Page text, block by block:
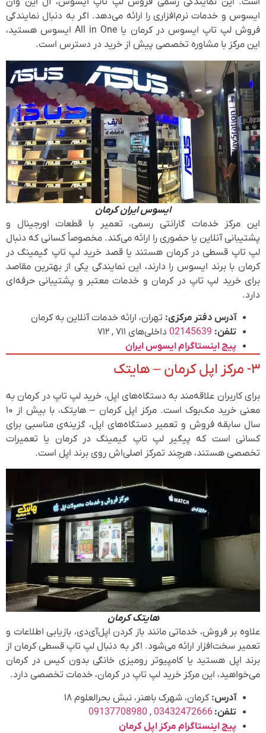
ایسوس و خدمات نرم‌افزاری را ارائه می‌دهد. اگر به دنبال نمایندگی
فروش لپ تاپ ایسوس در کرمان یا All in One ایسوس هستید،
این مرکز با مشاوره تخصصی پیش از خرید در دسترس است.
ایسوس ایران کرمان
این مرکز خدمات گارانتی رسمی، تعمیر با قطعات اورجینال و
پشتیبانی آنلاین یا حضوری را ارائه می‌کند. مخصوصاً کسانی که دنبال
لپ تاپ قسطی در کرمان هستند یا قصد خرید لپ تاپ گیمینگ در
کرمان با برند ایسوس را دارند، این نمایندگی یکی از بهترین مقاصد
برای خرید لپ تاپ در کرمان و خدمات معتبر و پشتیبانی حرفه‌ای
دارد.
آدرس دفتر مرکزی: تهران، ارائه خدمات آنلاین به کرمان
تلفن: 02145639 داخلی‌های ۷۱۱ , ۷۱۲
پیج اینستاگرام ایسوس ایران
۳- مرکز اپل کرمان – هایتک
برای کاربران علاقه‌مند به دستگاه‌های اپل، خرید لپ تاپ در کرمان به
معنی خرید مک‌بوک است. مرکز اپل کرمان – هایتک، با بیش از ۱۰
سال سابقه فروش و تعمیر دستگاه‌های اپل، گزینه‌ی مناسبی برای
کسانی است که پیگیر لپ تاپ گیمینگ در کرمان یا تعمیرات
تخصصی هستند، هرچند تمرکز اصلی‌اش روی برند اپل است.
هایتک کرمان
علاوه بر فروش، خدماتی مانند باز کردن اپل‌آی‌دی، بازیابی اطلاعات و
تعمیر سخت‌افزار ارائه می‌شود. اگر به دنبال لپ تاپ قسطی کرمان از
برند اپل هستید یا کامپیوتر رومیزی خانگی بدون کیس در کرمان
می‌خواهید، این مرکز خرید لپ تاپ در کرمان، خدمات تخصصی دارد.
آدرس: کرمان، شهرک باهنر، نبش بحرالعلوم ۱۸
تلفن: 03432472666
,
09137708980
پیج اینستاگرام مرکز اپل کرمان